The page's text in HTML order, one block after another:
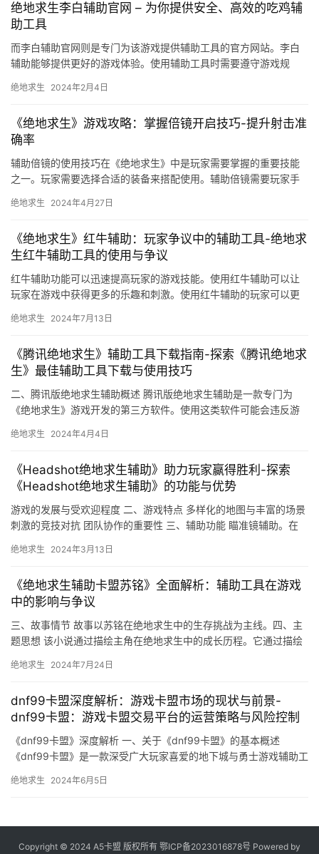
绝地求生李白辅助官网 – 为你提供安全、高效的吃鸡辅
助工具
而李白辅助官网则是专门为该游戏提供辅助工具的官方网站。李白
辅助能够提供更好的游戏体验。使用辅助工具时需要遵守游戏规
绝地求生 2024年2月4日
《绝地求生》游戏攻略：掌握倍镜开启技巧-提升射击准
确率
辅助倍镜的使用技巧在《绝地求生》中是玩家需要掌握的重要技能
之一。玩家需要选择合适的装备来搭配使用。辅助倍镜需要玩家手
绝地求生 2024年4月27日
《绝地求生》红牛辅助：玩家争议中的辅助工具-绝地求
生红牛辅助工具的使用与争议
红牛辅助功能可以迅速提高玩家的游戏技能。使用红牛辅助可以让
玩家在游戏中获得更多的乐趣和刺激。使用红牛辅助的玩家可以更
绝地求生 2024年7月13日
《腾讯绝地求生》辅助工具下载指南-探索《腾讯绝地求
生》最佳辅助工具下载与使用技巧
二、腾讯版绝地求生辅助概述 腾讯版绝地求生辅助是一款专门为
《绝地求生》游戏开发的第三方软件。使用这类软件可能会违反游
绝地求生 2024年4月4日
《Headshot绝地求生辅助》助力玩家赢得胜利-探索
《Headshot绝地求生辅助》的功能与优势
游戏的发展与受欢迎程度 二、游戏特点 多样化的地图与丰富的场景
刺激的竞技对抗 团队协作的重要性 三、辅助功能 瞄准镜辅助。在
绝地求生 2024年3月13日
《绝地求生辅助卡盟苏铭》全面解析：辅助工具在游戏
中的影响与争议
三、故事情节 故事以苏铭在绝地求生中的生存挑战为主线。四、主
题思想 该小说通过描绘主角在绝地求生中的成长历程。它通过描绘
绝地求生 2024年7月24日
dnf99卡盟深度解析：游戏卡盟市场的现状与前景-
dnf99卡盟：游戏卡盟交易平台的运营策略与风险控制
《dnf99卡盟》深度解析 一、关于《dnf99卡盟》的基本概述
《dnf99卡盟》是一款深受广大玩家喜爱的地下城与勇士游戏辅助工
绝地求生 2024年6月5日
Copyright © 2024 A5卡盟 版权所有 鄂ICP备2023016878号 Powered by